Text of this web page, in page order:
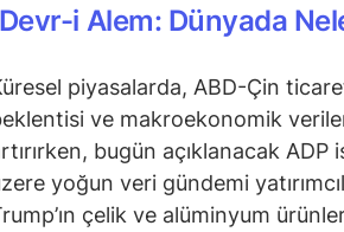
Devr-i Alem: Dünyada
piyasalarda, ABD-Çin
ve makroekonomik
bugün açıklanacak
yoğun veri gündemi
çelik ve alüminyum